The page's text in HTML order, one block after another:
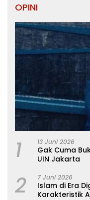
OPINI
1 13 Juni 2026
Gak Cuma
UIN Jakarta
2 7 Juni 2026
Islam di Era
Karakteristik